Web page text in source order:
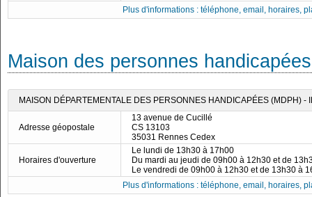
Plus d'informations : téléphone, email, horaires,
Maison des personnes
MAISON DÉPARTEMENTALE DES PERSONNES HANDICAPÉES (MDPH) -
Adresse géopostale
13 avenue de Cucillé
CS 13103
35031 Rennes Cedex
Horaires d'ouverture
Le lundi de 13h30 à 17h00
Du mardi au jeudi de 09h00 à 12h30 et de
Le vendredi de 09h00 à 12h30 et de 13h30 à
Plus d'informations : téléphone, email, horaires,